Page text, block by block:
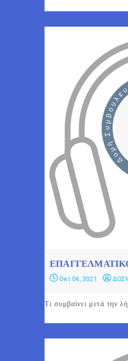
Οκτ 06, 2021
Τι συμβαίνει μετά την